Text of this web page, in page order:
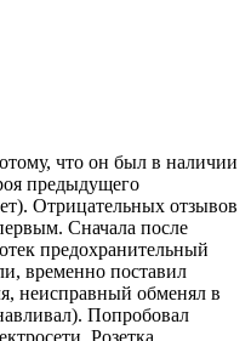
что он был в наличии
предыдущего
Отрицательных отзывов
Сначала после
предохранительный
временно поставил
неисправный обменял в
Попробовал
Розетка